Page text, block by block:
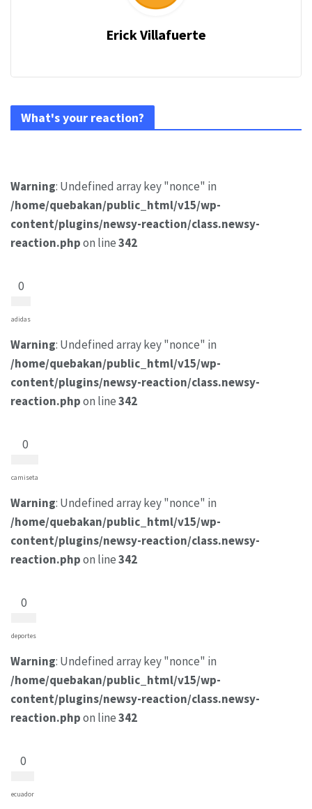
Erick Villafuerte
What's your reaction?
Warning: Undefined array key "nonce" in
/home/quebakan/public_html/v15/wp-
content/plugins/newsy-reaction/class.newsy-
reaction.phpon line342
0
adidas
Warning: Undefined array key "nonce" in
/home/quebakan/public_html/v15/wp-
content/plugins/newsy-reaction/class.newsy-
reaction.phpon line342
0
camiseta
Warning: Undefined array key "nonce" in
/home/quebakan/public_html/v15/wp-
content/plugins/newsy-reaction/class.newsy-
reaction.phpon line342
0
deportes
Warning: Undefined array key "nonce" in
/home/quebakan/public_html/v15/wp-
content/plugins/newsy-reaction/class.newsy-
reaction.phpon line342
0
ecuador